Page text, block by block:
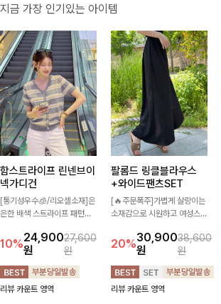
지금 가장 인기있는 아이템
함스트라이프 린넨브이
넥가디건
[통기성우수🧊/리오셀소재]은
은한 배색 스트라이프 패턴으
드 살려주는 니트 가디건 💛
브이넥 라인에 슬림하게 떨어
지는 핏 더해져 단독으로도 여
리하고 세련되게 입어져요-
10%24,900
원
27,600
원
리뷰 카운트 영역
팔롬드 링클블라우스
+와이드팬츠SET
[🔥주문폭주]가볍게 살랑이는
소재감으로 시원하고 여성스럽
트 🖤 허리 밴딩 디테일로 편
안하면서도 자연스럽게 라인
잡아주어 꾸안꾸 무드로 멋스
럽게 완성!
20%30,900
원
38,600
원
리뷰 카운트 영역